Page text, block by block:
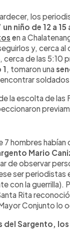
los
un niño de 12 a 15
en a
y, cerca
de las 5:10
, tomaron una
la escolta de las
7 hombres habían
Mario
de observar
ser
con la guerrilla).
Rita
Conjunto lo
del Sargento,